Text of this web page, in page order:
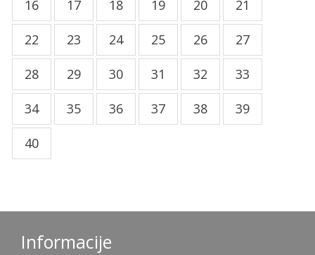
16 17 18 19 20 21
22 23 24 25 26 27
28 29 30 31 32 33
34 35 36 37 38 39
40
Informacije